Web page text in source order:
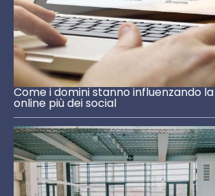
Come i domini stanno influenzando
online più dei social